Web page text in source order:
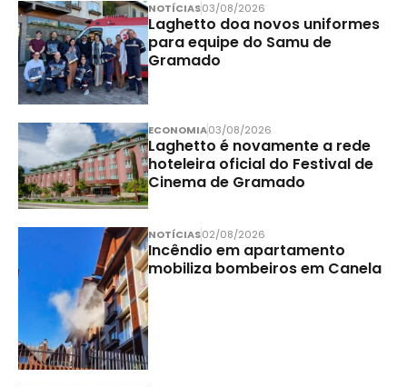
NOTÍCIAS03/08/2026
Laghetto doa novos uniformes
para equipe do Samu de
Gramado
ECONOMIA03/08/2026
Laghetto é novamente a rede
hoteleira oficial do Festival de
Cinema de Gramado
NOTÍCIAS02/08/2026
Incêndio em apartamento
mobiliza bombeiros em Canela